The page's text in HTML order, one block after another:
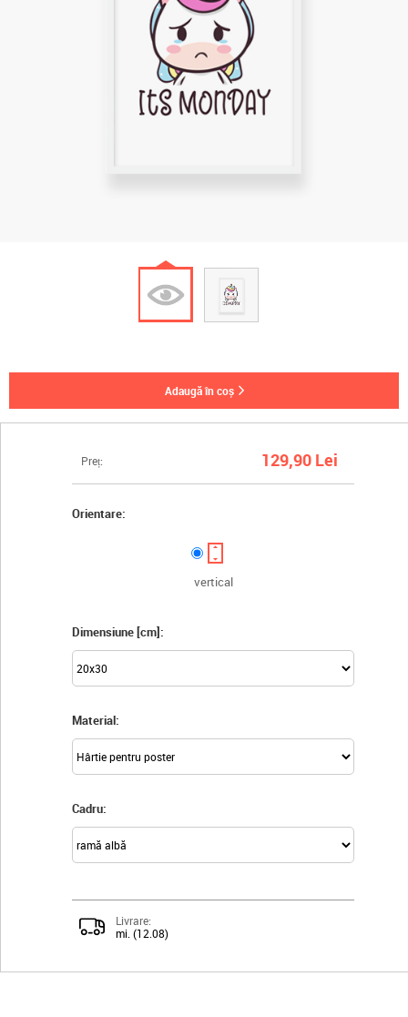
Preț: 129,90 Lei
Orientare:
vertical
Dimensiune [cm]:
Material:
Cadru:
Livrare:
mi. (12.08)
adaugă în coș